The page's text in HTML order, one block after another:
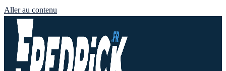
Aller au contenu